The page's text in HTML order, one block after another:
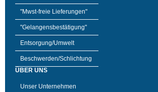
"Mwst-freie Lieferungen"
"Gelangensbestätigung"
Entsorgung/Umwelt
Beschwerden/Schlichtung
ÜBER UNS
Unser Unternehmen